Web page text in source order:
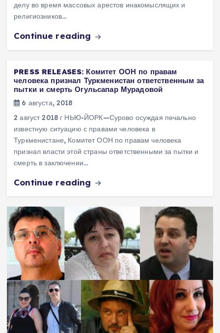
делу во время массовых арестов инакомыслящих и
религиозников…
Continue reading
PRESS RELEASES: Комитет ООН по правам
человека признал Туркменистан ответственным за
пытки и смерть Огульсапар Мурадовой
6 августа, 2018
2 август 2018 г НЬЮ-ЙОРК—Сурово осуждая печально
известную ситуацию с правами человека в
Туркменистане, Комитет ООН по правам человека
признал власти этой страны ответственными за пытки и
смерть в заключении…
Continue reading